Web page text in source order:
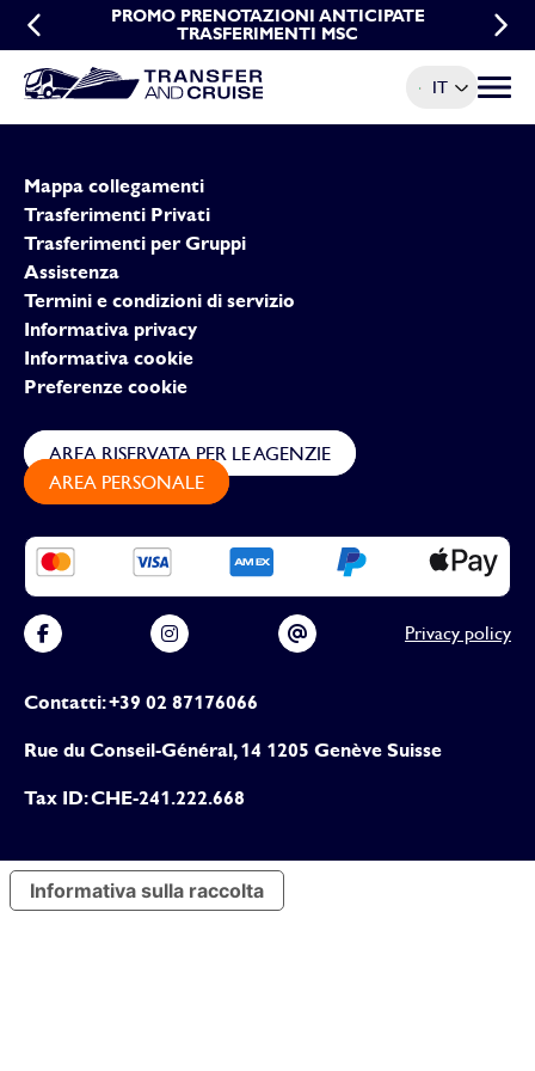
PROMO DI GRUPPO TRASFERIMENTI MSC
PROMO PRENOTAZIONI ANTICIPATE
TRASFERIMENTI MSC
IT Menu
Mappa collegamenti
Trasferimenti Privati
Trasferimenti per Gruppi
Assistenza
Termini e condizioni di servizio
Informativa privacy
Informativa cookie
Preferenze cookie
Contatti: +39 02 87176066
Rue du Conseil-Général, 14 1205 Genève Suisse
Tax ID: CHE-241.222.668
AREA RISERVATA PER LE AGENZIE
AREA PERSONALE
Privacy policy
Informativa sulla raccolta